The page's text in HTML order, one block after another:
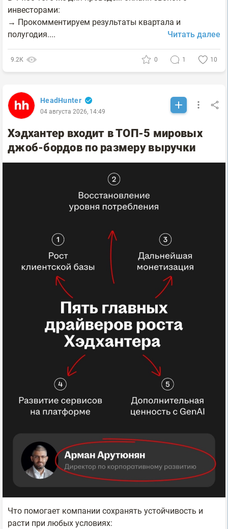
инвесторами:
→ Прокомментируем результаты квартала и
полугодия....
Читать далее
9.2К 0 1 10
HeadHunter
04 августа 2026, 14:49
Хэдхантер входит в ТОП-5 мировых
джоб-бордов по размеру выручки
Что помогает компании сохранять устойчивость и
расти при любых условиях: